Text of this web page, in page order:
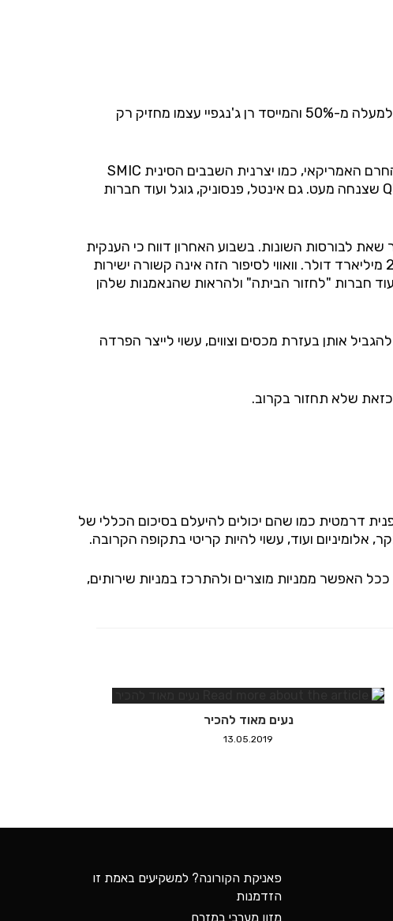
וואווי איננה חברה ציבורית, אלא מוגדרת כחברה בבעלות עובדיה. החוק הסיני לא מאפשר בעלות פרטית של למעלה מ-50% והמייסד רן ג'נגפיי עצמו מחזיק רק
האמריקאי, כמו יצרנית השבבים הסינית SMIC
) שצנחה מעט. גם אינטל, פנסוניק, גוגל ועוד חברות
לבורסות השונות. בשבוע האחרון דווח כי הענקית
) לוטשת עיניים להנפקה משנית בהונג קונג במטרה לגייס מהציבור הסיני 20 מיליארד דולר. וואווי לסיפור הזה אינה קשורה ישירות
חברות "לחזור הביתה" ולהראות שהנאמנות שלהן
אותן בעזרת מכסים וצווים, עשוי לייצר הפרדה
דרמטית כמו שהם יכולים להיעלם בסיכום הכללי של
אלומיניום ועוד, עשוי להיות קריטי בתקופה הקרובה.
האפשר ממניות מוצרים ולהתרכז במניות שירותים,
נעים מאוד להכיר
13.05.2019
פאניקת הקורונה? למשקיעים באמת זו
הזדמנות
מזון מערבי במזרח